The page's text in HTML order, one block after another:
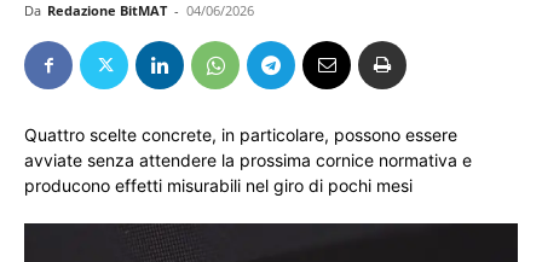
Da Redazione BitMAT - 04/06/2026
Quattro scelte concrete, in particolare, possono essere
avviate senza attendere la prossima cornice normativa e
producono effetti misurabili nel giro di pochi mesi